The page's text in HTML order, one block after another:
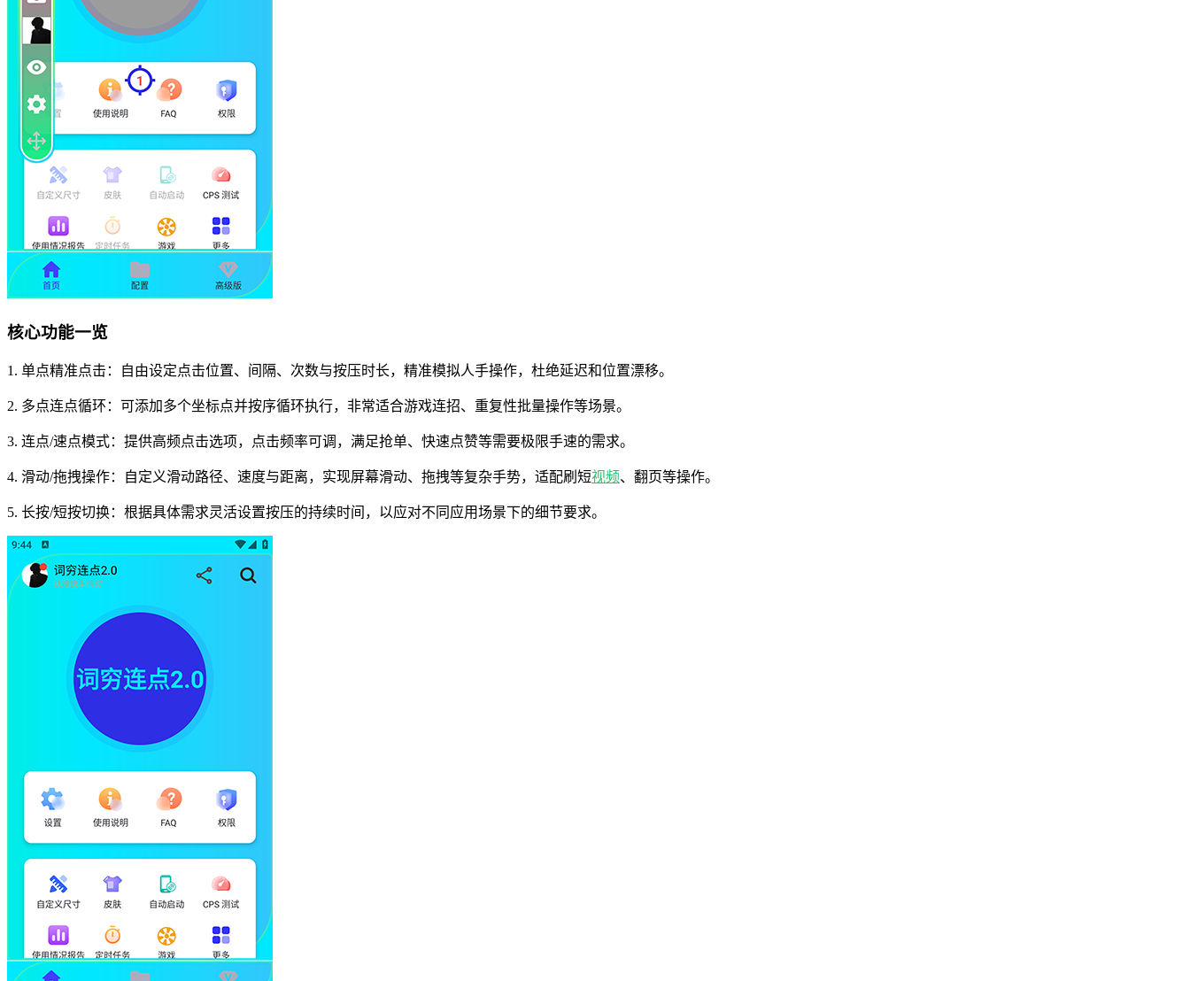
核心功能一览
1. 单点精准点击：自由设定点击位置、间隔、次数与按压时长，精准模拟人手操作，杜绝延迟和位置漂移。
2. 多点连点循环：可添加多个坐标点并按序循环执行，非常适合游戏连招、重复性批量操作等场景。
3. 连点/速点模式：提供高频点击选项，点击频率可调，满足抢单、快速点赞等需要极限手速的需求。
4. 滑动/拖拽操作：自定义滑动路径、速度与距离，实现屏幕滑动、拖拽等复杂手势，适配刷短视频、翻页等操作。
5. 长按/短按切换：根据具体需求灵活设置按压的持续时间，以应对不同应用场景下的细节要求。